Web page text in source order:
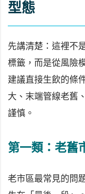
型態
先講清楚：這裡不
標籤，而是從風險
建議直接生飲的條
大、末端管線老舊
謹慎。
第一類：老舊
老市區最常見的問